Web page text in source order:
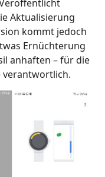
Aktualisierung
kommt jedoch
Ernüchterung
anhaften – für die
verantwortlich.